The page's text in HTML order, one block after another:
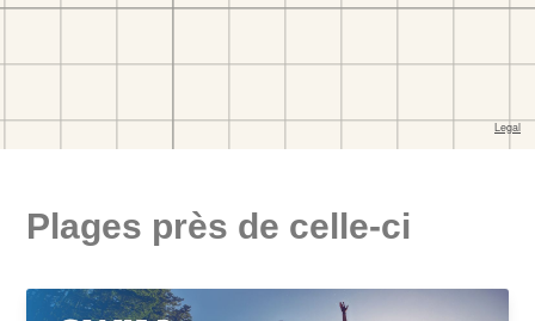
Plages près de celle-ci